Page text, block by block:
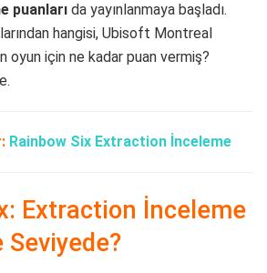
puanları da yayınlanmaya başladı.
hangisi, Ubisoft Montreal
oyun için ne kadar puan vermiş?
Rainbow Six Extraction İnceleme
Extraction İnceleme
Seviyede?